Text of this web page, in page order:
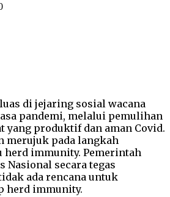
di jejaring sosial wacana
pandemi, melalui pemulihan
yang produktif dan aman Covid.
merujuk pada langkah
herd immunity. Pemerintah
Nasional secara tegas
ada rencana untuk
herd immunity.